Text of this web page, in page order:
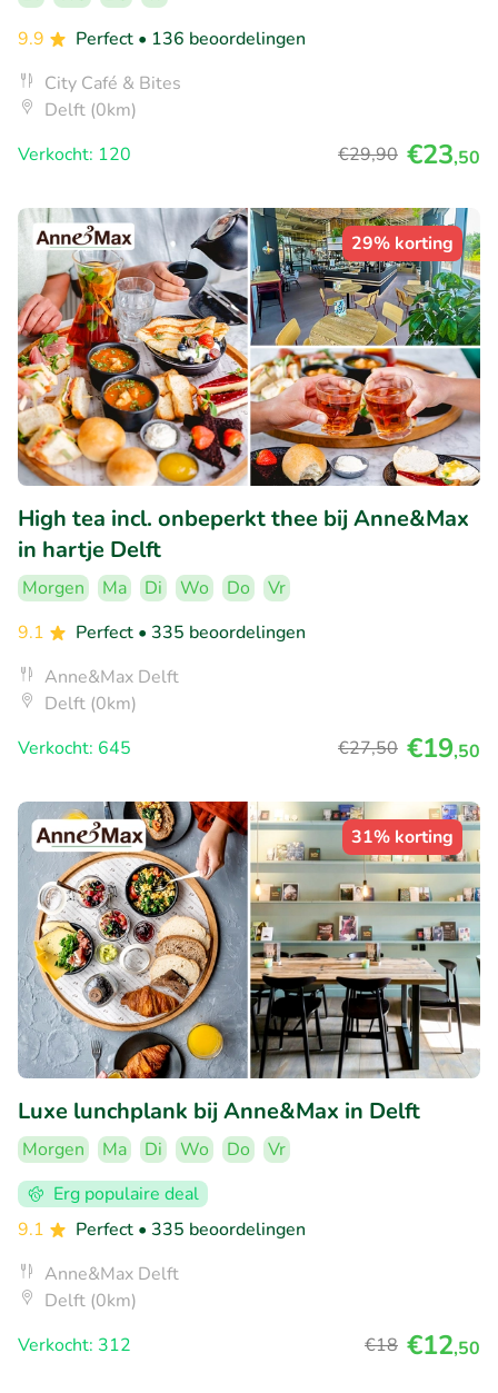
9.9
Perfect • 136 beoordelingen
City Café & Bites
Delft (0km)
Verkocht: 120
€29,90 €23,50
29% korting
High tea incl. onbeperkt thee bij Anne&Max
in hartje Delft
Morgen Ma Di Wo Do
Vr
9.1
Perfect • 335 beoordelingen
Anne&Max Delft
Delft (0km)
Verkocht: 645
€27,50 €19,50
31% korting
Luxe lunchplank bij Anne&Max in Delft
Morgen Ma Di Wo Do
Vr
Erg populaire deal
9.1
Perfect • 335 beoordelingen
Anne&Max Delft
Delft (0km)
Verkocht: 312
€18 €12,50